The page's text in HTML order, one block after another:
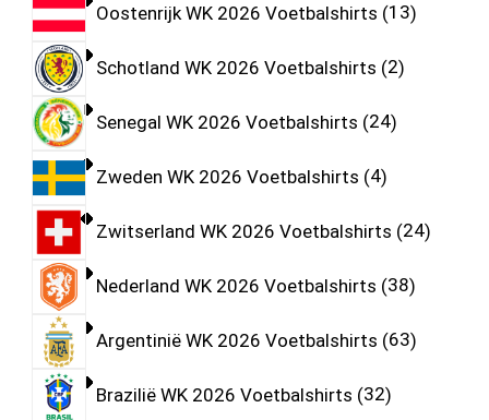
Oostenrijk WK 2026 Voetbalshirts 13
Schotland WK 2026 Voetbalshirts 2
Senegal WK 2026 Voetbalshirts 24
Zweden WK 2026 Voetbalshirts 4
Zwitserland WK 2026 Voetbalshirts 24
Nederland WK 2026 Voetbalshirts 38
Argentinië WK 2026 Voetbalshirts 63
Brazilië WK 2026 Voetbalshirts 32